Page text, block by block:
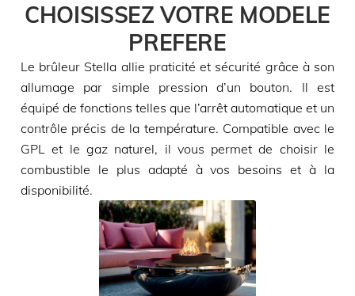
CHOISISSEZ VOTRE MODELE
PREFERE
Le brûleur Stella allie praticité et sécurité grâce à son
allumage par simple pression d’un bouton. Il est
équipé de fonctions telles que l’arrêt automatique et un
contrôle précis de la température. Compatible avec le
GPL et le gaz naturel, il vous permet de choisir le
combustible le plus adapté à vos besoins et à la
disponibilité.